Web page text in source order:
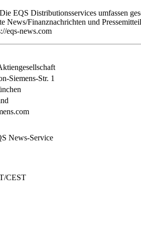
EQS Distributionsservices umfassen
News/Finanznachrichten und
eqs-news.com
Siemens-Str. 1
News-Service
CEST